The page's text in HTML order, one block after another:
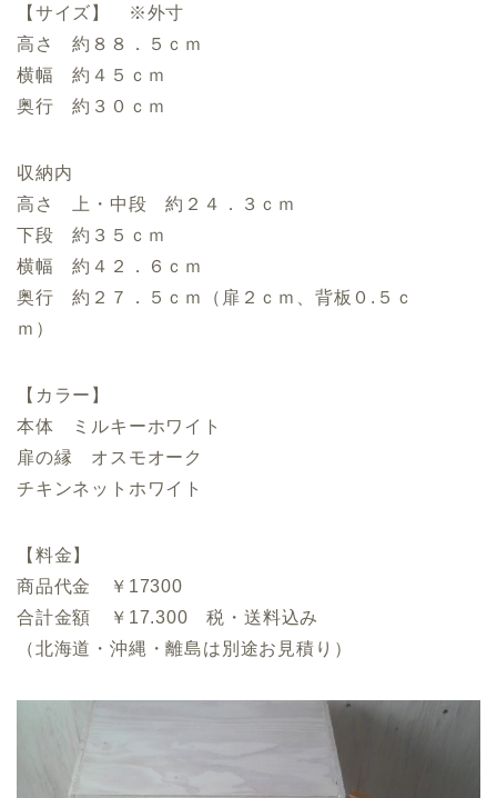
【サイズ】 ※外寸
高さ 約８８．５ｃｍ
横幅 約４５ｃｍ
奥行 約３０ｃｍ
収納内
高さ 上・中段 約２４．３ｃｍ
下段 約３５ｃｍ
横幅 約４２．６ｃｍ
奥行 約２７．５ｃｍ（扉２ｃｍ、背板０.５ｃ
ｍ）
【カラー】
本体 ミルキーホワイト
扉の縁 オスモオーク
チキンネットホワイト
【料金】
商品代金 ￥17300
合計金額 ￥17.300 税・送料込み
（北海道・沖縄・離島は別途お見積り）